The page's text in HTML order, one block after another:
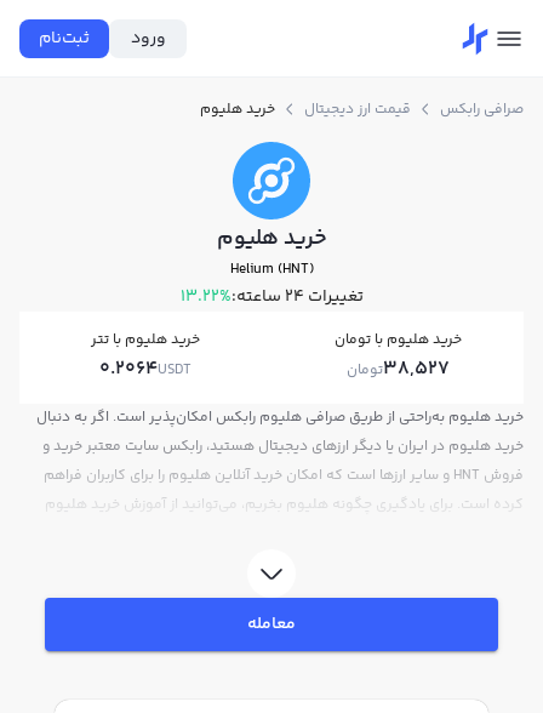
ورود ثبت‌نام
صرافی رابکس قیمت ارز دیجیتال خرید هلیوم
خرید هلیوم
Helium (HNT)
تغییرات ۲۴ ساعته: 13.22%
خرید هلیوم با تومان
38,527تومان
خرید هلیوم با تتر
0.2064USDT
خرید هلیوم به‌راحتی از طریق صرافی هلیوم رابکس امکان‌پذیر است. اگر به دنبال
خرید هلیوم در ایران یا دیگر ارزهای دیجیتال هستید، رابکس سایت معتبر خرید و
فروش HNT و سایر ارزها است که امکان خرید آنلاین هلیوم را برای کاربران فراهم
کرده است. برای یادگیری چگونه هلیوم بخریم، می‌توانید از آموزش خرید هلیوم
در بازار رابکس، قیمت لحظه‌ای، نمودار و امکانات فروش هلیوم نیز در دسترس شما
قرار دارد تا بتوانید تصمیمات بهتری در معاملات خود بگیرید.
معامله